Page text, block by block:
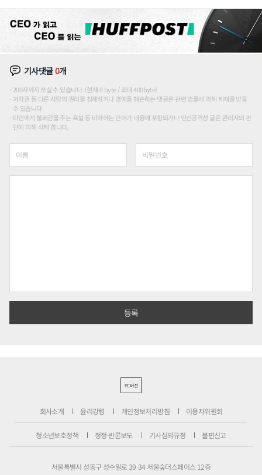
기사댓글0개
200자까지 쓰실 수 있습니다. (현재 0 byte / 최대 400byte)
저작권 등 다른 사람의 권리를 침해하거나 명예를 훼손하는 댓글은 관련 법률에 의해 제재를 받을
수 있습니다.
타인에게 불쾌감을 주는 욕설 등 비하하는 단어가 내용에 포함되거나 인신공격성 글은 관리자의 판
단에 의해 삭제 합니다.
PC버전
회사소개 윤리강령 개인정보처리방침 이용자위원회
청소년보호정책 정정·반론보도 기사심의규정 불편신고
서울특별시 성동구 성수일로 39-34 서울숲더스페이스 12층